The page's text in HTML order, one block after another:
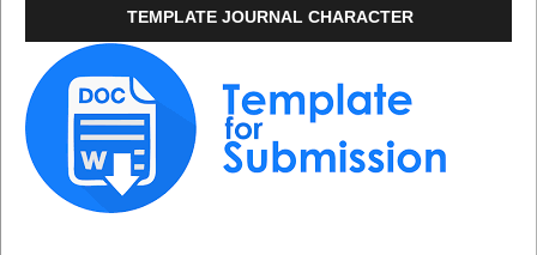
TEMPLATE JOURNAL CHARACTER